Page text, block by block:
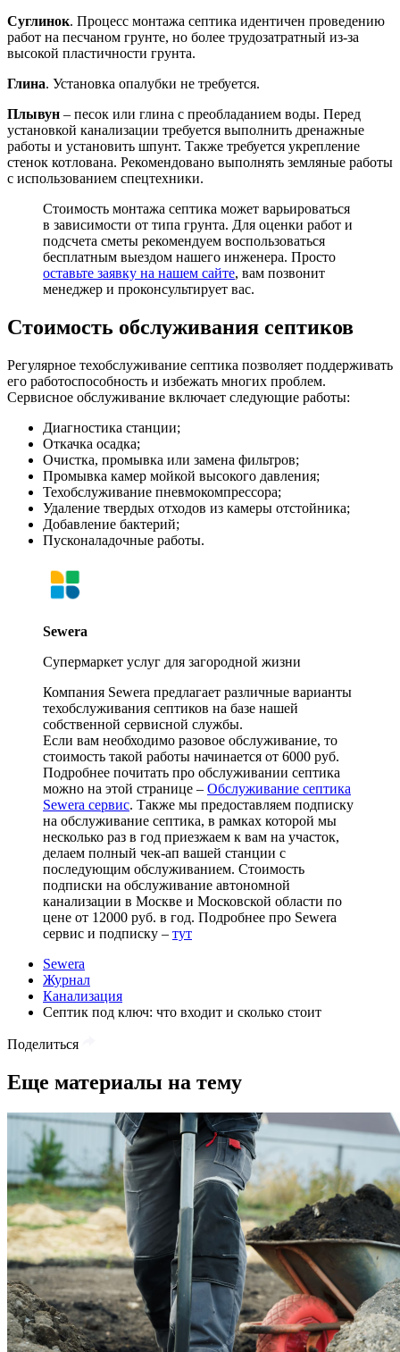
Суглинок. Процесс монтажа септика идентичен проведению
работ на песчаном грунте, но более трудозатратный из-за
высокой пластичности грунта.
Глина. Установка опалубки не требуется.
Плывун – песок или глина с преобладанием воды. Перед
установкой канализации требуется выполнить дренажные
работы и установить шпунт. Также требуется укрепление
стенок котлована. Рекомендовано выполнять земляные работы
с использованием спецтехники.
Стоимость монтажа септика может варьироваться
в зависимости от типа грунта. Для оценки работ и
подсчета сметы рекомендуем воспользоваться
бесплатным выездом нашего инженера. Просто
оставьте заявку на нашем сайте, вам позвонит
менеджер и проконсультирует вас.
Стоимость обслуживания септиков
Регулярное техобслуживание септика позволяет поддерживать
его работоспособность и избежать многих проблем.
Сервисное обслуживание включает следующие работы:
Диагностика станции;
Откачка осадка;
Очистка, промывка или замена фильтров;
Промывка камер мойкой высокого давления;
Техобслуживание пневмокомпрессора;
Удаление твердых отходов из камеры отстойника;
Добавление бактерий;
Пусконаладочные работы.
Sewera
Cупермаркет услуг для загородной жизни
Компания Sewera предлагает различные варианты
техобслуживания септиков на базе нашей
собственной сервисной службы.
Если вам необходимо разовое обслуживание, то
стоимость такой работы начинается от 6000 руб.
Подробнее почитать про обслуживании септика
можно на этой странице – Обслуживание септика
Sewera сервис. Также мы предоставляем подписку
на обслуживание септика, в рамках которой мы
несколько раз в год приезжаем к вам на участок,
делаем полный чек-ап вашей станции с
последующим обслуживанием. Стоимость
подписки на обслуживание автономной
канализации в Москве и Московской области по
цене от 12000 руб. в год. Подробнее про Sewera
сервис и подписку – тут
Sewera
Журнал
Канализация
Септик под ключ: что входит и сколько стоит
Поделиться
Еще материалы на тему